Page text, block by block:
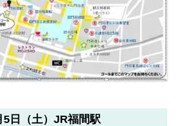
5日（土）JR福間駅